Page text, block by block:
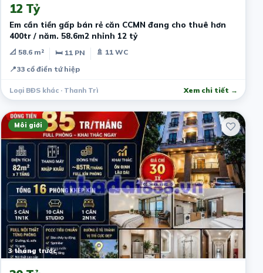
12 Tỷ
Em cần tiền gấp bán rẻ căn CCMN đang cho thuê hơn
400tr / năm. 58.6m2 nhỉnh 12 tỷ
📐 58.6 m² 🛏 11 PN
🚿 11 WC
📍33 cổ điển tứ hiệp
Loại BĐS khác · Thanh Trì Xem chi tiết →
Môi giới
3 tháng trước